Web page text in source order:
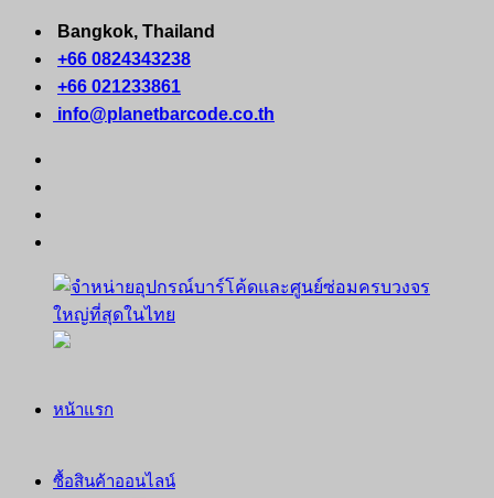
Skip
content
Bangkok, Thailand
+66 0824343238
+66 021233861
info@planetbarcode.co.th
จำหน่าย
โค้ด
คอมพิวเตอร์
หน้าแรก
ซื้อสินค้าออนไลน์